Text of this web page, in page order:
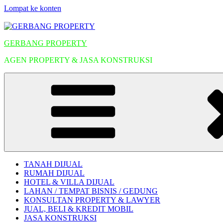
Lompat ke konten
GERBANG PROPERTY
AGEN PROPERTY & JASA KONSTRUKSI
TANAH DIJUAL
RUMAH DIJUAL
HOTEL & VILLA DIJUAL
LAHAN / TEMPAT BISNIS / GEDUNG
KONSULTAN PROPERTY & LAWYER
JUAL, BELI & KREDIT MOBIL
JASA KONSTRUKSI